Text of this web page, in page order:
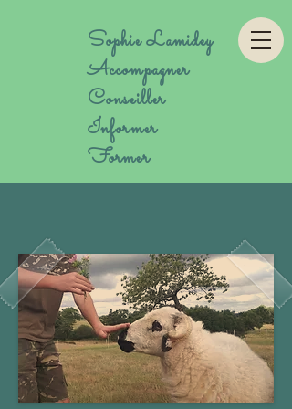
Sophie Lamidey
Accompagner
Conseiller
Informer
Former